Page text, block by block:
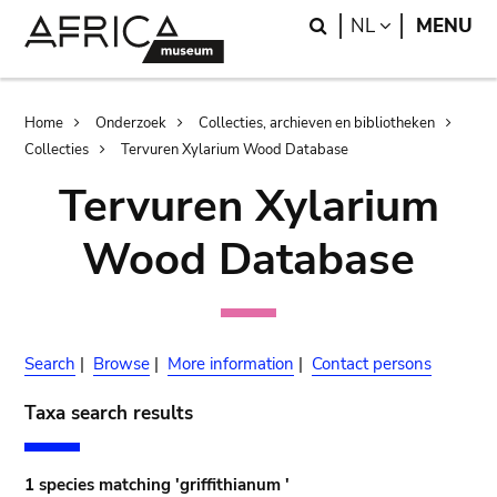
Search
NL LANGUAGE
MENU
Breadcrumb
Home Onderzoek
Collecties, archieven en bibliotheken
Collecties
Tervuren Xylarium Wood Database
Tervuren Xylarium
Wood Database
Search | Browse | More information | Contact persons
Taxa search results
1 species matching 'griffithianum '